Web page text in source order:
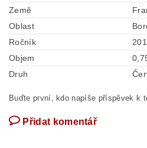
Země
Oblast
Ročník
Objem
Druh
Buďte první, kdo napíše příspěvek k
Přidat komentář